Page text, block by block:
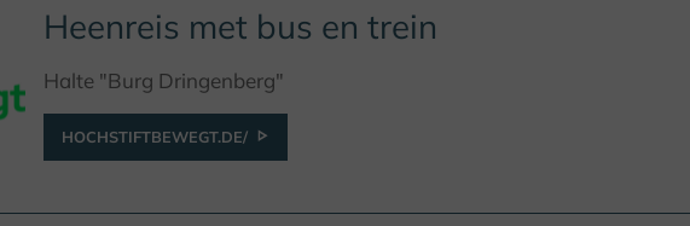
Heenreis met bus en trein
Halte "Burg Dringenberg"
HOCHSTIFTBEWEGT.DE/